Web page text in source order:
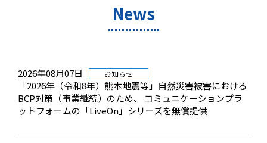
News
2026年08月07日 お知らせ
「2026年（令和8年）熊本地震等」自然災害被害における
BCP対策（事業継続）のため、 コミュニケーションプラ
ットフォームの「LiveOn」シリーズを無償提供